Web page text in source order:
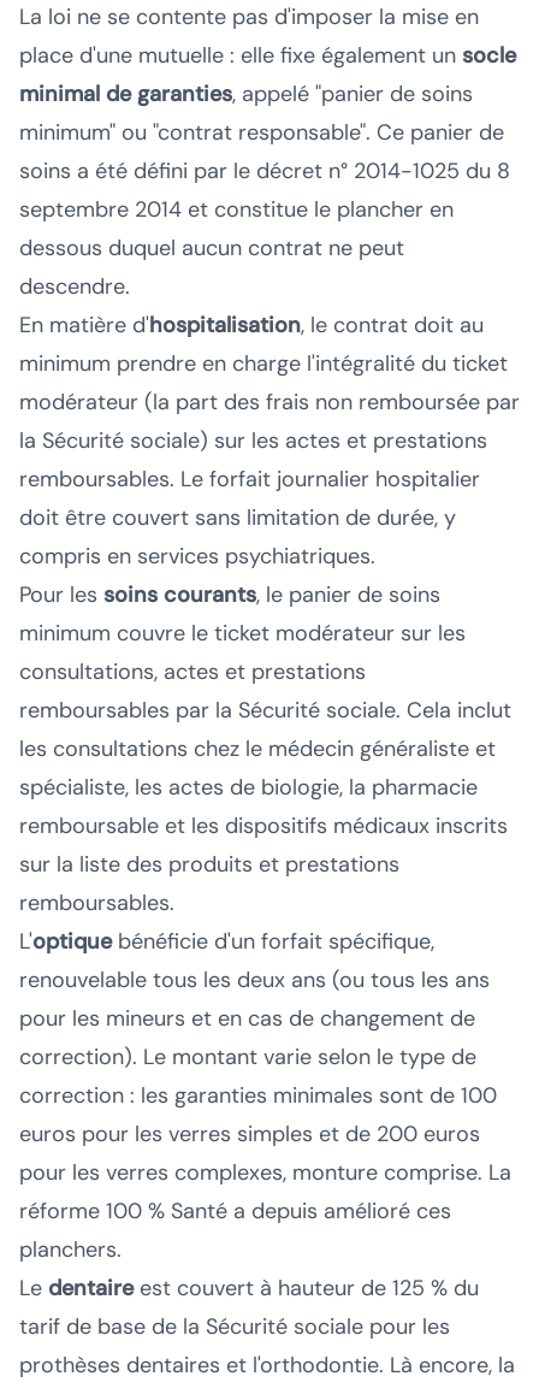
La loi ne se contente pas d'imposer la mise en
place d'une mutuelle : elle fixe également un socle
minimal de garanties, appelé "panier de soins
minimum" ou "contrat responsable". Ce panier de
soins a été défini par le décret n° 2014-1025 du 8
septembre 2014 et constitue le plancher en
dessous duquel aucun contrat ne peut
descendre.
En matière d'hospitalisation, le contrat doit au
minimum prendre en charge l'intégralité du ticket
modérateur (la part des frais non remboursée par
la Sécurité sociale) sur les actes et prestations
remboursables. Le forfait journalier hospitalier
doit être couvert sans limitation de durée, y
compris en services psychiatriques.
Pour les soins courants, le panier de soins
minimum couvre le ticket modérateur sur les
consultations, actes et prestations
remboursables par la Sécurité sociale. Cela inclut
les consultations chez le médecin généraliste et
spécialiste, les actes de biologie, la pharmacie
remboursable et les dispositifs médicaux inscrits
sur la liste des produits et prestations
remboursables.
L'optiquebénéficie d'un forfait spécifique,
renouvelable tous les deux ans (ou tous les ans
pour les mineurs et en cas de changement de
correction). Le montant varie selon le type de
correction : les garanties minimales sont de 100
euros pour les verres simples et de 200 euros
pour les verres complexes, monture comprise. La
réforme 100 % Santé a depuis amélioré ces
planchers.
Le dentaireest couvert à hauteur de 125 % du
tarif de base de la Sécurité sociale pour les
prothèses dentaires et l'orthodontie. Là encore, la